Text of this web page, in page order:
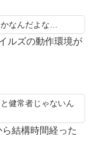
なんだよな…
ルズの動作環境が
健常者じゃないん
ら結構時間経った